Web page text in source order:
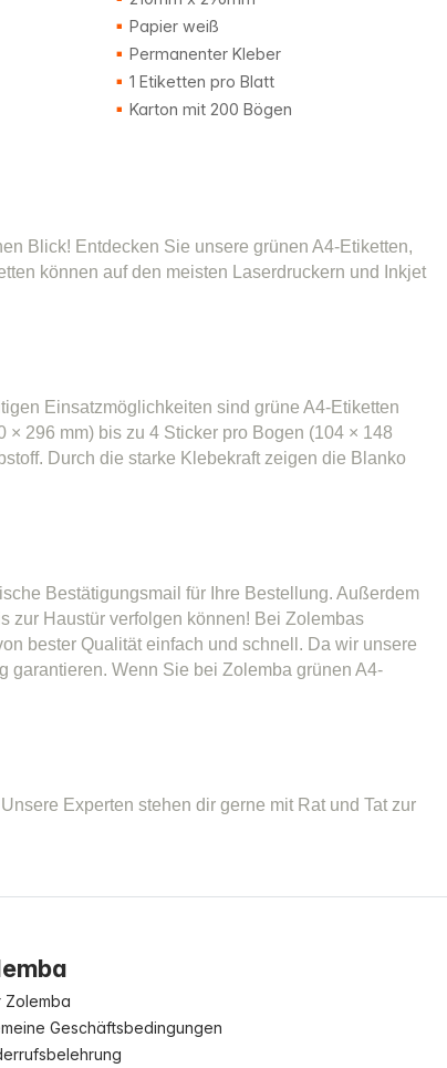
Papier weiß
Permanenter Kleber
1 Etiketten pro Blatt
Karton mit 200 Bögen
Blick! Entdecken Sie unsere grünen A4-Etiketten,
können auf den meisten Laserdruckern und Inkjet
Einsatzmöglichkeiten sind grüne A4-Etiketten
296 mm) bis zu 4 Sticker pro Bogen (104 × 148
Durch die starke Klebekraft zeigen die Blanko
Bestätigungsmail für Ihre Bestellung. Außerdem
zur Haustür verfolgen können! Bei Zolembas
bester Qualität einfach und schnell. Da wir unsere
garantieren. Wenn Sie bei Zolemba grünen A4-
Unsere Experten stehen dir gerne mit Rat und Tat zur
Zolemba
Geschäftsbedingungen